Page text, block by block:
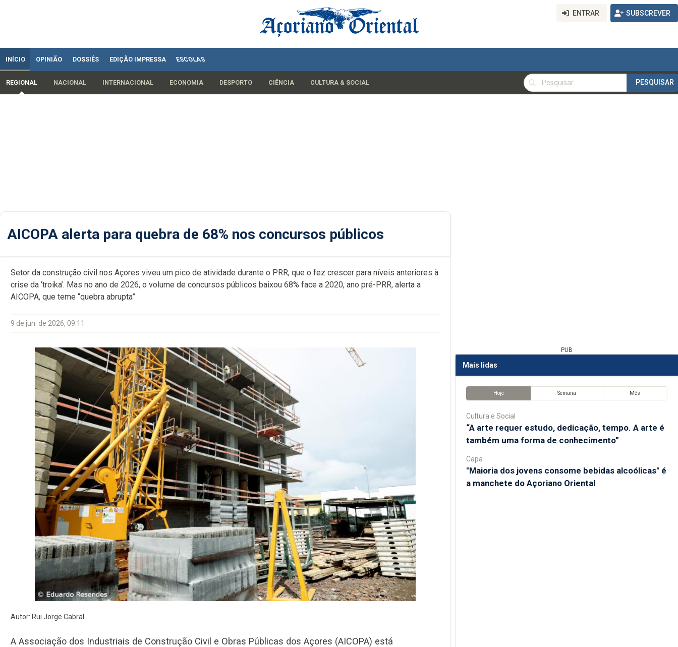
ENTRAR SUBSCREVER
INÍCIO OPINIÃO DOSSIÊS EDIÇÃO IMPRESSA ESCOLAS
REGIONAL NACIONAL INTERNACIONAL ECONOMIA DESPORTO CIÊNCIA CULTURA & SOCIAL
PESQUISAR
PESQUISAR
AICOPA alerta para quebra de 68% nos concursos públicos
Setor da construção civil nos Açores viveu um pico de atividade durante o PRR, que o fez crescer para níveis anteriores à
crise da ‘troika’. Mas no ano de 2026, o volume de concursos públicos baixou 68% face a 2020, ano pré-PRR, alerta a
AICOPA, que teme “quebra abrupta”
9 de jun. de 2026, 09:11
Autor: Rui Jorge Cabral
A Associação dos Industriais de Construção Civil e Obras Públicas dos Açores (AICOPA) está
PUB
Mais lidas
Hoje Semana Mês
Cultura e Social
“A arte requer estudo, dedicação, tempo. A arte é
também uma forma de conhecimento”
Capa
"Maioria dos jovens consome bebidas alcoólicas" é
a manchete do Açoriano Oriental